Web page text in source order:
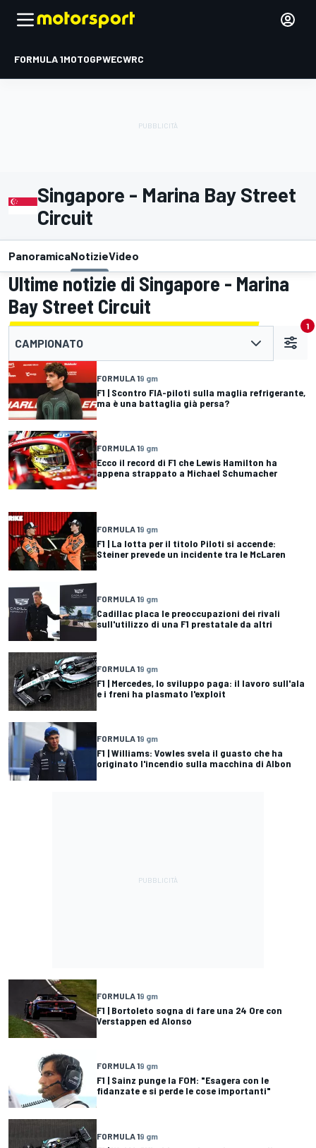
FORMULA 1MOTOGPWECWRC
Singapore - Marina Bay Street
Circuit
PanoramicaNotizieVideo
Ultime notizie di Singapore - Marina
Bay Street Circuit
CAMPIONATO
1
FORMULA 19 gm
F1 | Scontro FIA-piloti sulla maglia refrigerante,
ma è una battaglia già persa?
FORMULA 19 gm
Ecco il record di F1 che Lewis Hamilton ha
appena strappato a Michael Schumacher
FORMULA 19 gm
F1 | La lotta per il titolo Piloti si accende:
Steiner prevede un incidente tra le McLaren
FORMULA 19 gm
Cadillac placa le preoccupazioni dei rivali
sull'utilizzo di una F1 prestatale da altri
FORMULA 19 gm
F1 | Mercedes, lo sviluppo paga: il lavoro sull'ala
e i freni ha plasmato l'exploit
FORMULA 19 gm
F1 | Williams: Vowles svela il guasto che ha
originato l'incendio sulla macchina di Albon
FORMULA 19 gm
F1 | Bortoleto sogna di fare una 24 Ore con
Verstappen ed Alonso
FORMULA 19 gm
F1 | Sainz punge la FOM: "Esagera con le
fidanzate e si perde le cose importanti"
FORMULA 19 gm